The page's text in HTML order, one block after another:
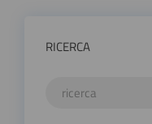
RICERCA